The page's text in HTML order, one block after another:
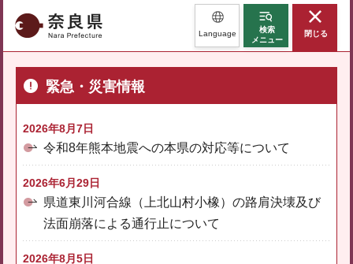
奈良県 Language
検索
メニュー
閉じる
緊急・災害情報
2026年8月7日
令和8年熊本地震への本県の対応等について
2026年6月29日
県道東川河合線（上北山村小橡）の路肩決壊及び
法面崩落による通行止について
2026年8月5日